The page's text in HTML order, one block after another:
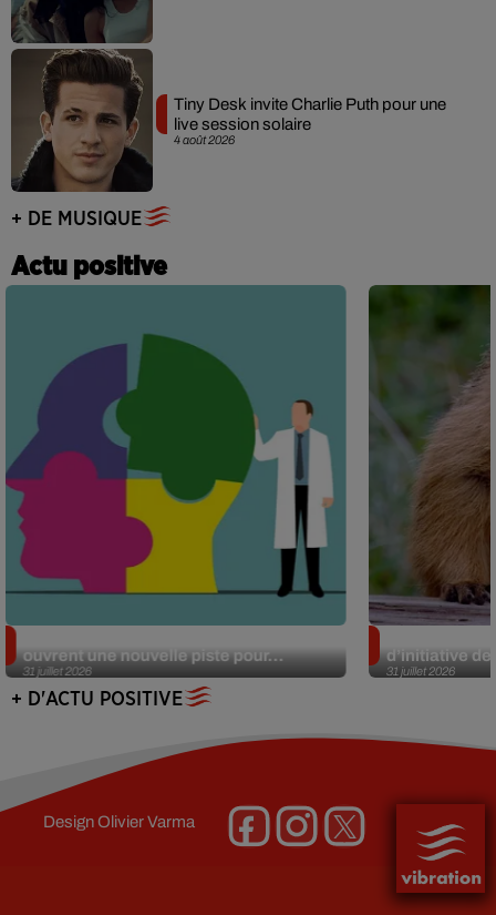
4 août 2026
Tiny Desk invite Charlie Puth pour une
live session solaire
+ DE MUSIQUE
Actu positive
31 juillet 2026
ouvrent une nouvelle piste pour...
31 juillet 2026
d’initiative
+ D'ACTU POSITIVE
DesignOlivier Varma